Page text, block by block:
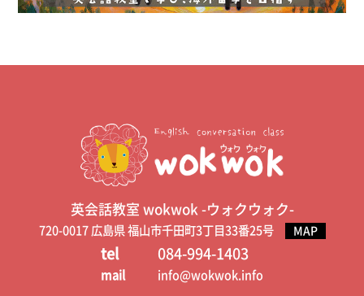
英会話教室 wokwok -ウォクウォク-
720-0017 広島県 福山市千田町3丁目33番25号 MAP
tel 084-994-1403
mail info@wokwok.info